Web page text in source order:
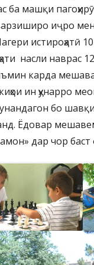
ба машқи
иҷро
истироҳатӣ
насли наврас
карда
ин ҳунарро
бо
Ёдовар
дар чор